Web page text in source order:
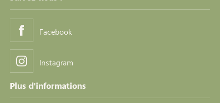
Facebook
Instagram
Plus d'informations